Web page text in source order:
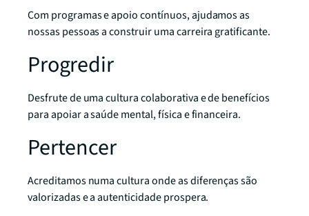
Com programas e apoio contínuos, ajudamos as
nossas pessoas a construir uma carreira gratificante.
Progredir
Desfrute de uma cultura colaborativa e de benefícios
para apoiar a saúde mental, física e financeira.
Pertencer
Acreditamos numa cultura onde as diferenças são
valorizadas e a autenticidade prospera.